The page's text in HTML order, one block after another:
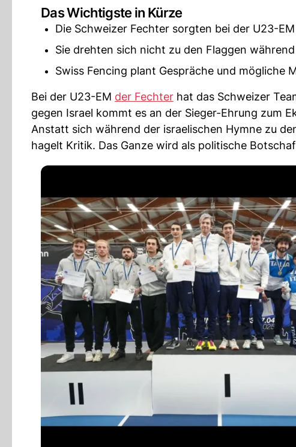
Das Wichtigste in Kürze
Die Schweizer Fechter sorgten bei der U23-
Sie drehten sich nicht zu den Flaggen
Swiss Fencing plant Gespräche und mögliche
Bei der U23-EM der Fechter hat das Schweizer
gegen Israel kommt es an der Sieger-Ehrung zum
Anstatt sich während der israelischen Hymne zu
hagelt Kritik. Das Ganze wird als politische